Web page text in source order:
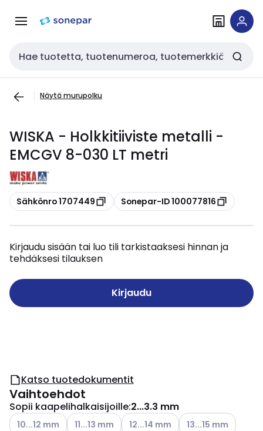
navigointiinsisältöön
Haku
Näytä murupolku
WISKA - Holkkitiiviste metalli -
EMCGV 8-030 LT metri
Kopioi
Sähkönro 1707449 Kopioi
Sonepar-ID 100077816
Kirjaudu sisään tai luo tili tarkistaaksesi hinnan ja
tehdäksesi tilauksen
Kirjaudu
Katso tuotedokumentit
Vaihtoehdot
Sopii kaapelihalkaisijoille:2...3.3 mm
Katso käytettävissä olevat vaihtoehdot
10...12 mm Katso käytettävissä olevat vaihtoehdot
11...13 mm Katso käytettävissä olevat
12...14 mm Katso
13...15 mm